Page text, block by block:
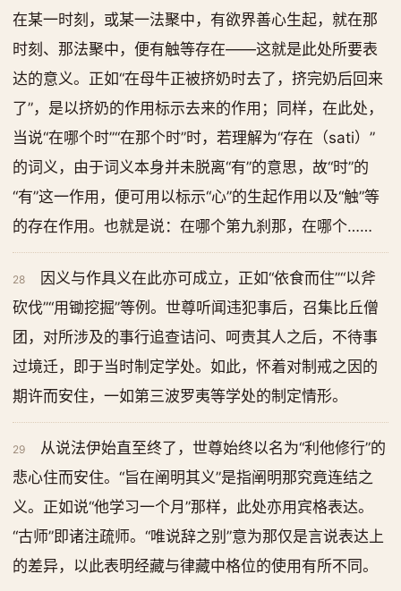
在某一时刻，或某一法聚中，有欲界善心生起，就在那
时刻、那法聚中，便有触等存在——这就是此处所要表
达的意义。正如“在母牛正被挤奶时去了，挤完奶后回来
了”，是以挤奶的作用标示去来的作用；同样，在此处，
当说“在哪个时”“在那个时”时，若理解为“存在（sati）”
的词义，由于词义本身并未脱离“有”的意思，故“时”的
“有”这一作用，便可用以标示“心”的生起作用以及“触”等
的存在作用。也就是说：在哪个第九刹那，在哪个……
28
因义与作具义在此亦可成立，正如“依食而住”“以斧
砍伐”“用锄挖掘”等例。世尊听闻违犯事后，召集比丘僧
团，对所涉及的事行追查诘问、呵责其人之后，不待事
过境迁，即于当时制定学处。如此，怀着对制戒之因的
期许而安住，一如第三波罗夷等学处的制定情形。
29
从说法伊始直至终了，世尊始终以名为“利他修行”的
悲心住而安住。“旨在阐明其义”是指阐明那究竟连结之
义。正如说“他学习一个月”那样，此处亦用宾格表达。
“古师”即诸注疏师。“唯说辞之别”意为那仅是言说表达上
的差异，以此表明经藏与律藏中格位的使用有所不同。